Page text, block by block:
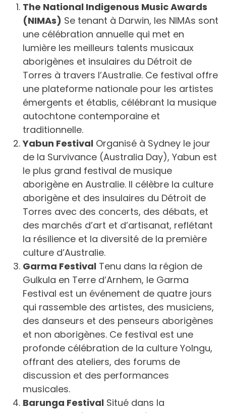
The National Indigenous Music Awards
(NIMAs) Se tenant à Darwin, les NIMAs sont
une célébration annuelle qui met en
lumière les meilleurs talents musicaux
aborigènes et insulaires du Détroit de
Torres à travers l’Australie. Ce festival offre
une plateforme nationale pour les artistes
émergents et établis, célébrant la musique
autochtone contemporaine et
traditionnelle.
Yabun Festival Organisé à Sydney le jour
de la Survivance (Australia Day), Yabun est
le plus grand festival de musique
aborigène en Australie. Il célèbre la culture
aborigène et des insulaires du Détroit de
Torres avec des concerts, des débats, et
des marchés d’art et d’artisanat, reflétant
la résilience et la diversité de la première
culture d’Australie.
Garma Festival Tenu dans la région de
Gulkula en Terre d’Arnhem, le Garma
Festival est un événement de quatre jours
qui rassemble des artistes, des musiciens,
des danseurs et des penseurs aborigènes
et non aborigènes. Ce festival est une
profonde célébration de la culture Yolngu,
offrant des ateliers, des forums de
discussion et des performances
musicales.
Barunga Festival Situé dans la